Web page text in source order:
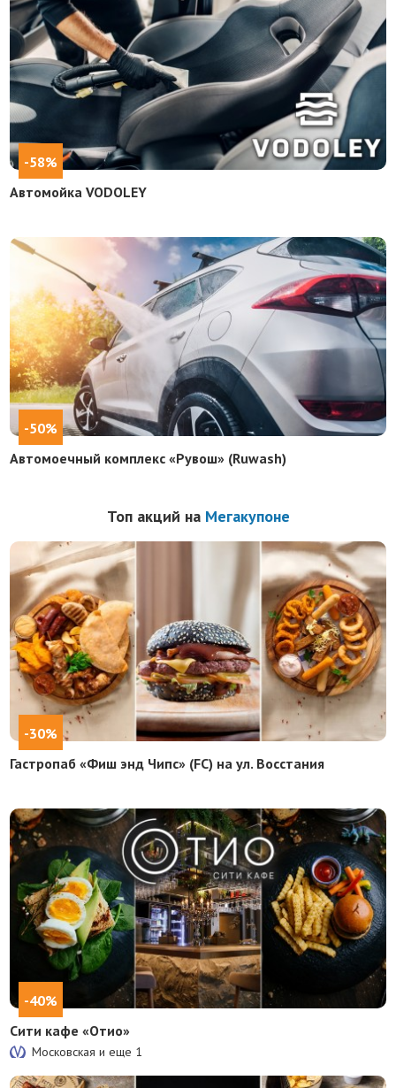
-58%
Автомойка VODOLEY
-50%
Автомоечный комплекс «Рувош» (Ruwash)
Топ акций на Мегакупоне
-30%
Гастропаб «Фиш энд Чипс» (FC) на ул. Восстания
-40%
Сити кафе «Отио»
Московская и еще 1